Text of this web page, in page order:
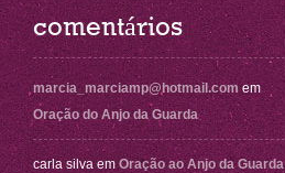
comentários
marcia_marciamp@hotmail.com em
Oração do Anjo da Guarda
carla silva em Oração ao Anjo da Guarda